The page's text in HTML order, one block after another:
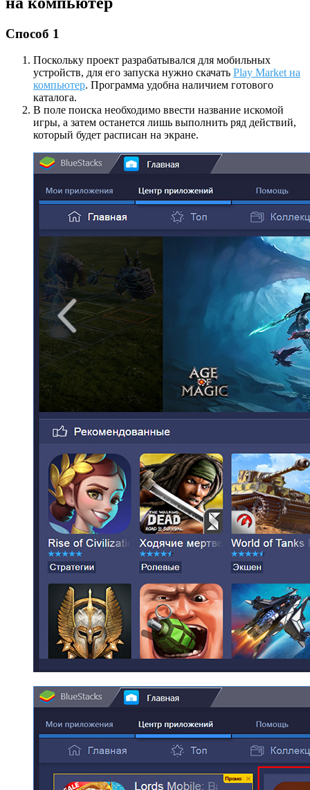
Способ 1
Поскольку проект разрабатывался для мобильных
устройств, для его запуска нужно скачать Play Market на
компьютер. Программа удобна наличием готового
каталога.
В поле поиска необходимо ввести название искомой
игры, а затем останется лишь выполнить ряд действий,
который будет расписан на экране.